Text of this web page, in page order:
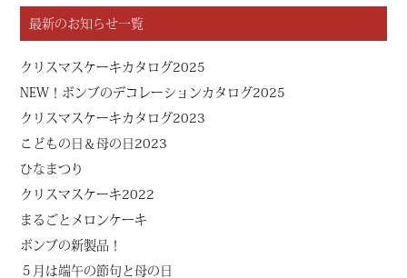
最新のお知らせ一覧
クリスマスケーキカタログ2025
NEW！ボンブのデコレーションカタログ2025
クリスマスケーキカタログ2023
こどもの日＆母の日2023
ひなまつり
クリスマスケーキ2022
まるごとメロンケーキ
ボンブの新製品！
５月は端午の節句と母の日